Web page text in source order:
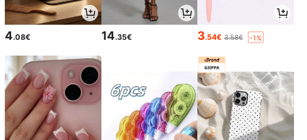
4.08€ 14.35€ 3.54€ 3.58€ -1%